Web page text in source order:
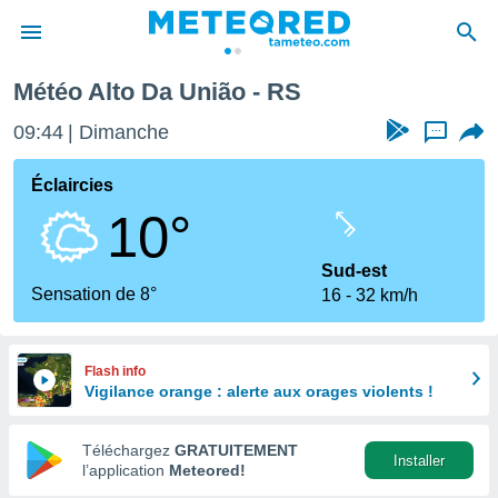
de
Météo Alto Da União - RS
09:44 Dimanche ...
Éclaircies
10°
Sensation de 8°
Sud-est
16
32 km/h
Flash info
Vigilance orange : alerte aux orages violents !
Téléchargez GRATUITEMENT
l’application Meteored!
Installer